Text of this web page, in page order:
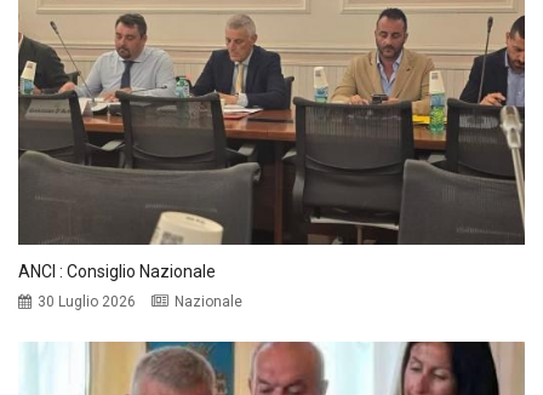
ANCI : Consiglio Nazionale
30 Luglio 2026 Nazionale